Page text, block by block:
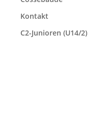
Kontakt
C2-Junioren (U14/2)